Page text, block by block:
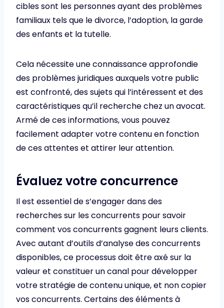
cibles sont les personnes ayant des problèmes
familiaux tels que le divorce, l’adoption, la garde
des enfants et la tutelle.
Cela nécessite une connaissance approfondie
des problèmes juridiques auxquels votre public
est confronté, des sujets qui l’intéressent et des
caractéristiques qu’il recherche chez un avocat.
Armé de ces informations, vous pouvez
facilement adapter votre contenu en fonction
de ces attentes et attirer leur attention.
Évaluez votre concurrence
Il est essentiel de s’engager dans des
recherches sur les concurrents pour savoir
comment vos concurrents gagnent leurs clients.
Avec autant d’outils d’analyse des concurrents
disponibles, ce processus doit être axé sur la
valeur et constituer un canal pour développer
votre stratégie de contenu unique, et non copier
vos concurrents. Certains des éléments à